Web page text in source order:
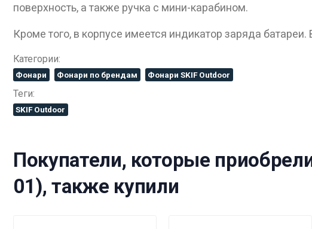
поверхность, а также ручка с мини-карабином.
Кроме того, в корпусе имеется индикатор заряда
Категории:
Фонари Фонари по брендам Фонари SKIF Outdoor
Теги:
SKIF Outdoor
Покупатели, которые
01), также купили
Данные